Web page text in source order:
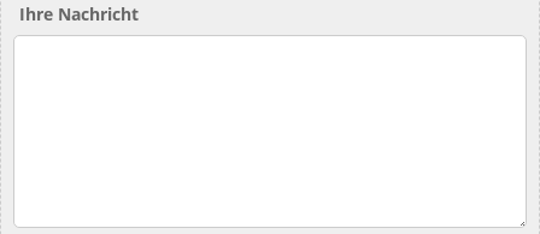
Ihre Nachricht